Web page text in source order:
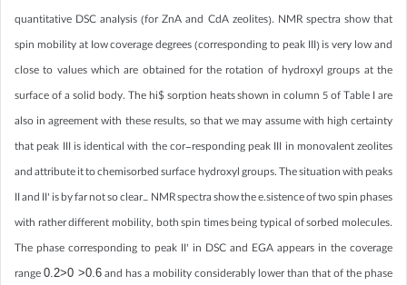
quantitative DSC anaIysis (for ZnA and CdA zeolites). NMR spectra show that
spin mobility at Iow coverage degrees (corresponding to peak III) is very low and
close to values which are obtained for the rotation of hydroxyl groups at the
surface of a solid body. The hi$ sorption heats shown in column 5 of Table I are
also in agreement with these results, so that we may assume with high certainty
that peak III is identical with the cor-responding peak III in monovalent zeolites
and attribute it to chemisorbed surface hydroxyl groups. The situation with peaks
II and II’ is by far not so clear_ NMR spectra show the e.sistence of two spin phases
with rather different mobility, both spin times being typical of sorbed molecules.
The phase corresponding to peak II’ in DSC and EGA appears in the coverage
range 0.2>0 >0.6 and has a mobility considerably lower than that of the phase